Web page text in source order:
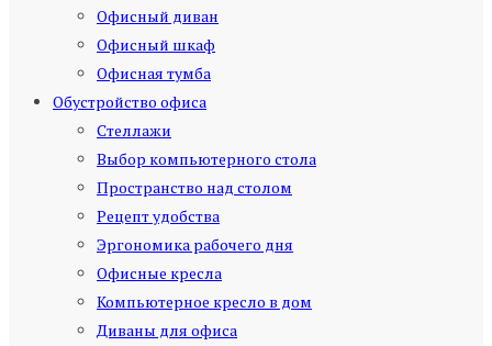
Офисный диван
Офисный шкаф
Офисная тумба
Обустройство офиса
Стеллажи
Выбор компьютерного стола
Пространство над столом
Рецепт удобства
Эргономика рабочего дня
Офисные кресла
Компьютерное кресло в дом
Диваны для офиса